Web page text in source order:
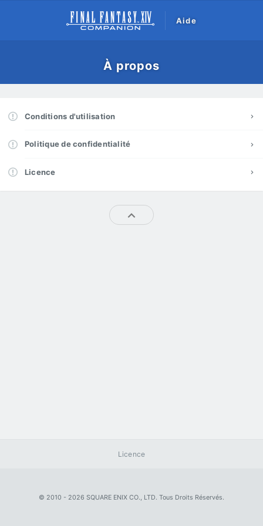
Aide
À propos
Conditions d'utilisation
Politique de confidentialité
Licence
Licence
© 2010 - 2026 SQUARE ENIX CO., LTD. Tous Droits Réservés.